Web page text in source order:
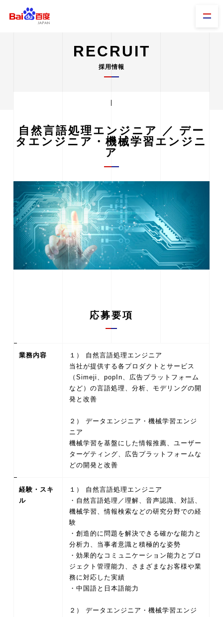
RECRUIT
採用情報
自然言語処理エンジニア ／ デー
タエンジニア・機械学習エンジニ
ア
応募要項
業務内容
１） 自然言語処理エンジニア
当社が提供する各プロダクトとサービス
（Simeji、popIn、広告プラットフォーム
など）の言語処理、分析、モデリングの開
発と改善
２） データエンジニア・機械学習エンジ
ニア
機械学習を基盤にした情報推薦、ユーザー
ターゲティング、広告プラットフォームな
どの開発と改善
経験・スキ
ル
１） 自然言語処理エンジニア
・自然言語処理／理解、音声認識、対話、
機械学習、情報検索などの研究分野での経
験
・創造的に問題を解決できる確かな能力と
分析力、当事者意識と積極的な姿勢
・効果的なコミュニケーション能力とプロ
ジェクト管理能力、さまざまなお客様や業
務に対応した実績
・中国語と日本語能力
２） データエンジニア・機械学習エンジ